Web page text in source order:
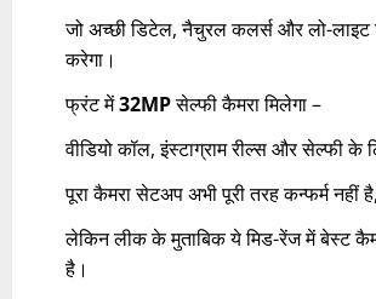
जो अच्छी डिटेल, नैचुरल कलर्स और लो-
करेगा।
फ्रंट में32MPसेल्फी कैमरा मिलेगा –
वीडियो कॉल, इंस्टाग्राम रील्स और सेल्फी के
पूरा कैमरा सेटअप अभी पूरी तरह कन्फर्म नहीं है,
लेकिन लीक के मुताबिक ये मिड-रेंज में बेस्ट
है।